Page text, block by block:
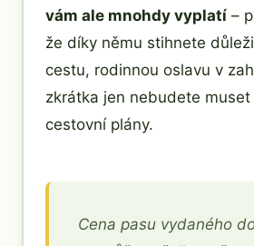
vám ale mnohdy vyplatí –
že díky němu stihnete
cestu, rodinnou oslavu v
zkrátka jen nebudete
cestovní plány.
Cena pasu vydaného